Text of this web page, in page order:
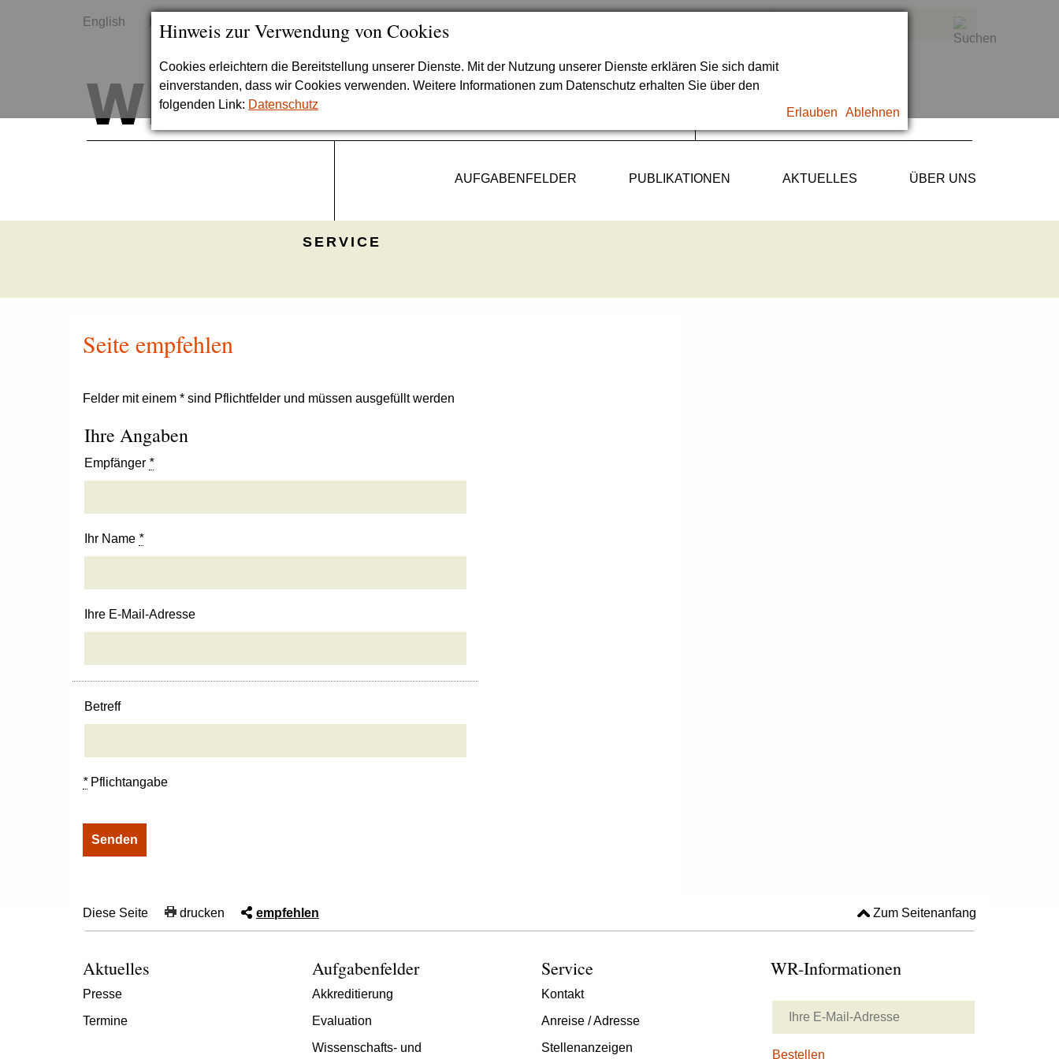
Hinweis zur Verwendung von Cookies
Cookies erleichtern die Bereitstellung unserer Dienste. Mit der Nutzung unserer Dienste erklären Sie sich damit
einverstanden, dass wir Cookies verwenden. Weitere Informationen zum Datenschutz erhalten Sie über den
folgenden Link: Datenschutz
Erlauben Ablehnen
English
AUFGABENFELDER PUBLIKATIONEN AKTUELLES ÜBER UNS
SERVICE
Seite empfehlen
Felder mit einem * sind Pflichtfelder und müssen ausgefüllt werden
Ihre Angaben
Empfänger *
Ihr Name *
Ihre E-Mail-Adresse
Betreff
*Pflichtangabe
Diese Seite drucken empfehlen Zum Seitenanfang
Aktuelles
Presse
Termine
Aufgabenfelder
Akkreditierung
Evaluation
Wissenschafts- und
Service
Kontakt
Anreise / Adresse
Stellenanzeigen
WR-Informationen